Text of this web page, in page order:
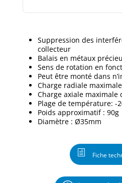
Suppression des
collecteur
Balais en métaux
Sens de rotation en
Peut être monté dans
Charge radiale
Charge axiale maximale
Plage de température: -
Poids approximatif : 90g
Diamètre : Ø35mm
Fiche